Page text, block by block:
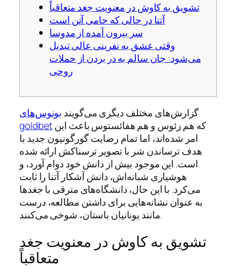
تشویق به کاوش در معنویت جغد متعاقباً
آتنا در حالی که حامی آتن است
سر بیرون آمده از مدوسا
وقتی عشق به نفرینی عالی تبدیل
می‌شود: جان سالم به در بردن از حملات
روحی
گزارش‌های مختلف دیگری می‌گویند بونوس‌های
goldbet
امر شده‌اند، اما تمام رضایت گورگونیون جدید با
هدف ترساندن شر با تصویر ترسناکش ارائه شده
است. این موجود بیش از دانش خود دوام آورد، و
هوشیاری شبانه‌اش، دانش آشکار آتنا را ثابت
می‌کرد. با این حال، دانشگاه‌های مترقی با جغدها
به عنوان نشانه‌هایی برای داشتن مطالعه، درست
مانند یونانیان باستان، شوخی می‌کنند.
تشویق به کاوش در معنویت جغد
متعاقباً